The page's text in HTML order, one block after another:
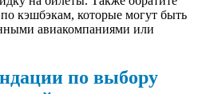
кэшбэкам, которые могут быть
авиакомпаниями или
по выбору